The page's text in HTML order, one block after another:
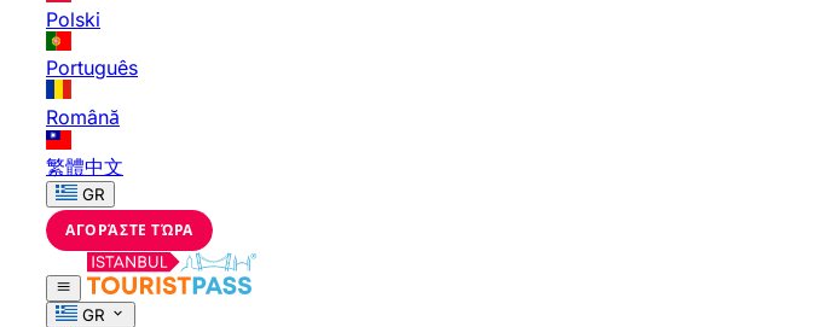
Polski
Português
Română
繁體中文
GR
ΑΓΟΡΆΣΤΕ ΤΏΡΑ
GR